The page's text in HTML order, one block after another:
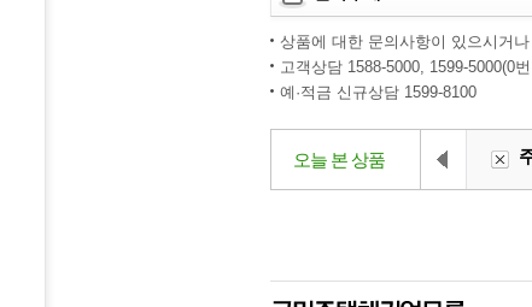
상품에 대한 문의사항이 있으시거
고객상담 1588-5000, 1599-5000(0
예·적금 신규상담 1599-8100
오늘 본 상품